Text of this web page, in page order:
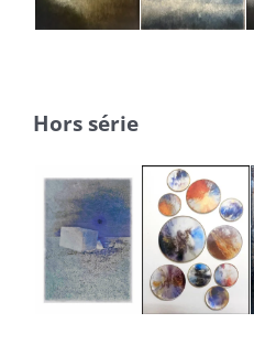
Hors série